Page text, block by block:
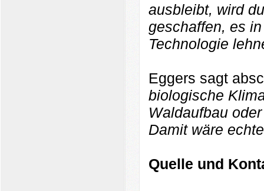
ausbleibt, wird
geschaffen, es
Technologie
Eggers sagt
biologische
Waldaufbau
Damit wäre
Quelle und